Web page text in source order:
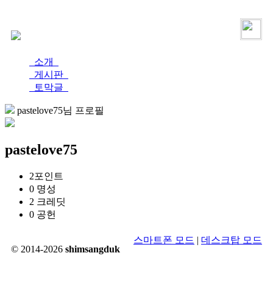
소개
게시판
토막글
pastelove75님 프로필
pastelove75
2포인트
0 명성
2 크레딧
0 공헌
© 2014-2026 shimsangduk
스마트폰 모드 | 데스크탑 모드